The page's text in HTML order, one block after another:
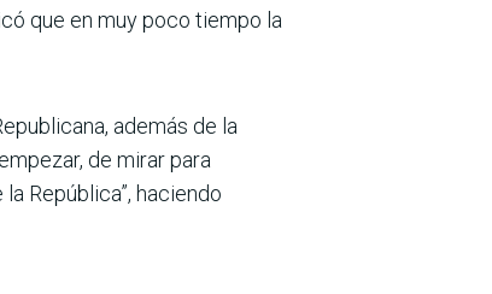
que en muy poco tiempo la
además de la
de mirar para
República”, haciendo